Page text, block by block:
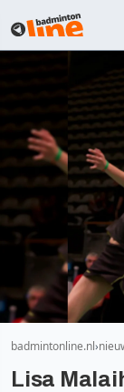
badmintonline.nl
Lisa